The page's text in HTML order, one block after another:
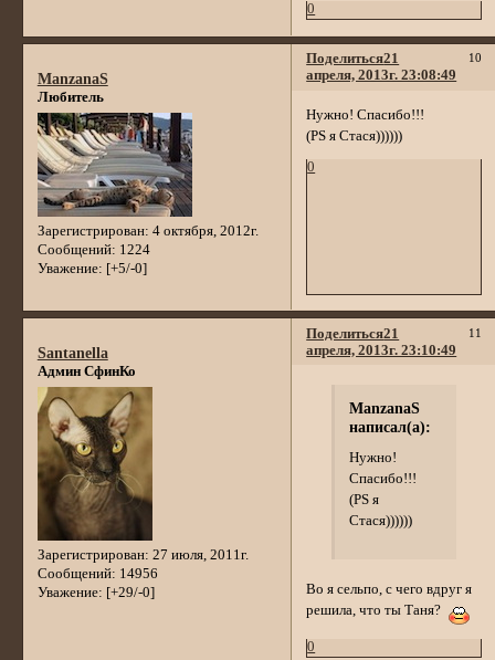
0
Поделиться 10
21
апреля, 2013г. 23:08:49
ManzanaS
Любитель
Зарегистрирован: 4 октября, 2012г.
Сообщений: 1224
Уважение: [+5/-0]
Нужно! Спасибо!!!
(PS я Стася))))))
0
Поделиться 11
21
апреля, 2013г. 23:10:49
Santanella
Админ СфинКо
Зарегистрирован: 27 июля, 2011г.
Сообщений: 14956
Уважение: [+29/-0]
ManzanaS
написал(а):
Нужно!
Спасибо!!!
(PS я
Стася))))))
Во я сельпо, с чего вдруг я
решила, что ты Таня?
0